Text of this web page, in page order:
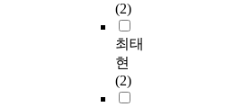
(2)
최태
현
(2)